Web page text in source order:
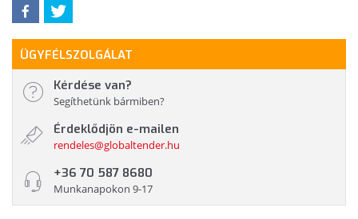
ÜGYFÉLSZOLGÁLAT
Kérdése van?
Segíthetünk bármiben?
Érdeklődjön e-mailen
rendeles@globaltender.hu
+36 70 587 8680
Munkanapokon 9-17